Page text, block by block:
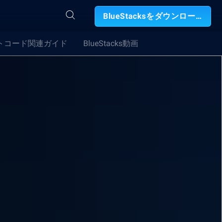
BlueStacksをダウンロード
コード関連ガイド BlueStacks動画